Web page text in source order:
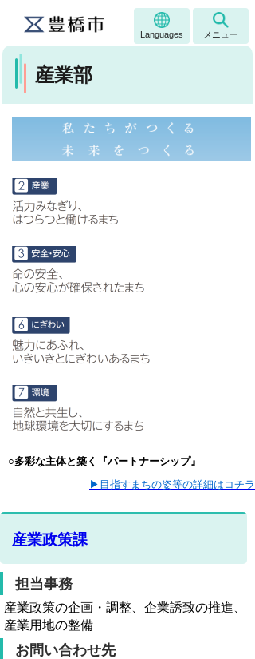
Languages メニュー
産業部
○多彩な主体と築く『パートナーシップ』
▶目指すまちの姿等の詳細はコチラ
産業政策課
担当事務
産業政策の企画・調整、企業誘致の推進、
産業用地の整備
お問い合わせ先